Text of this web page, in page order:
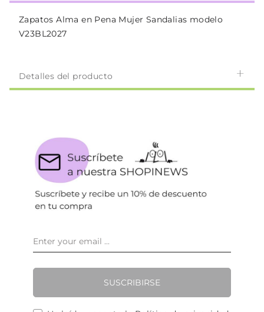
Zapatos Alma en Pena Mujer Sandalias modelo
V23BL2027
Detalles del producto
SUSCRIBIRSE